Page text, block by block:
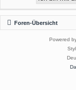
Foren-Übersicht
Powered